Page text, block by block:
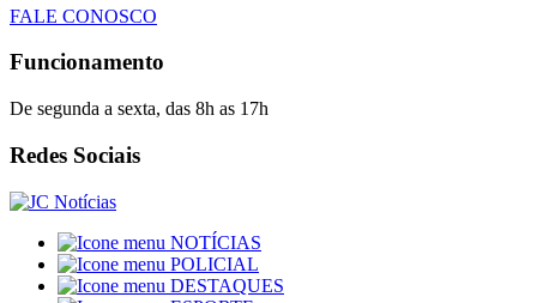
FALE CONOSCO
Funcionamento
De segunda a sexta, das 8h as 17h
Redes Sociais
NOTÍCIAS
POLICIAL
DESTAQUES